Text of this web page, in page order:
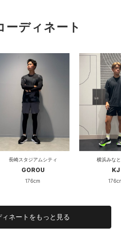
伸びる
柔らかい
早い
透ける
真夏
る"第二の肌"
ィットし、動きに制限を感じさせ
ーディネート
長崎スタジアムシティ
GOROU
176cm
横浜みな
KJ
ネートをもっと見る